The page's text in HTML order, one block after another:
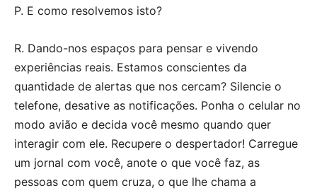
P. E como resolvemos isto?
R. Dando-nos espaços para pensar e vivendo
experiências reais. Estamos conscientes da
quantidade de alertas que nos cercam? Silencie o
telefone, desative as notificações. Ponha o celular no
modo avião e decida você mesmo quando quer
interagir com ele. Recupere o despertador! Carregue
um jornal com você, anote o que você faz, as
pessoas com quem cruza, o que lhe chama a